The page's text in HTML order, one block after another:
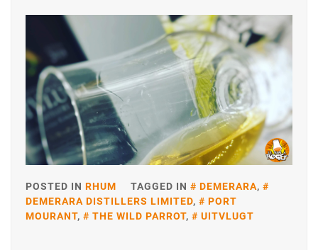
POSTED IN RHUM TAGGED IN DEMERARA,
DEMERARA DISTILLERS LIMITED,
PORT
MOURANT, THE WILD PARROT, UITVLUGT